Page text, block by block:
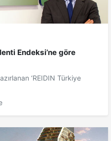
Endeksi’ne göre
‘REIDIN Türkiye